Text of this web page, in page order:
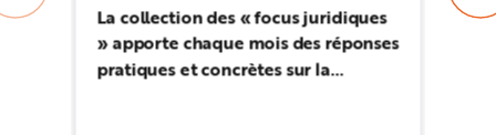
La collection des « focus juridiques
» apporte chaque mois des réponses
pratiques et concrètes sur la